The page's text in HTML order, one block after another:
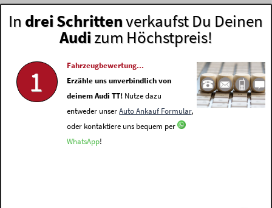
In drei Schrittenverkaufst Du Deinen
Audizum Höchstpreis!
1
Fahrzeugbewertung...
Erzähle uns unverbindlich von
deinem Audi TT! Nutze dazu
entweder unserAuto Ankauf Formular,
oder kontaktiere uns bequem per
WhatsApp!